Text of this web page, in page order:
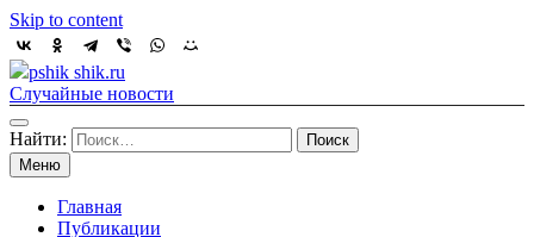
Skip to content
pshik shik.ru
Случайные новости
Найти:
Меню
Главная
Публикации